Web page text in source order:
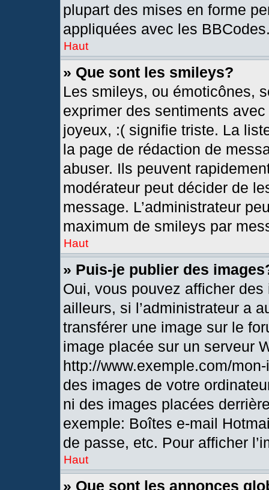
plupart des mises en forme
appliquées avec les
Haut
» Que sont les smileys?
Les smileys, ou émoticônes,
exprimer des sentiments
joyeux, :( signifie triste. La
la page de rédaction de
abuser. Ils peuvent
modérateur peut décider de
message. L’administrateur
maximum de smileys par
Haut
» Puis-je publier des
Oui, vous pouvez afficher
ailleurs, si l’administrateur a
transférer une image sur le
image placée sur un serveur
http://www.exemple.com/
des images de votre
ni des images placées
exemple: Boîtes e-mail
de passe, etc. Pour afficher
Haut
» Que sont les annonces